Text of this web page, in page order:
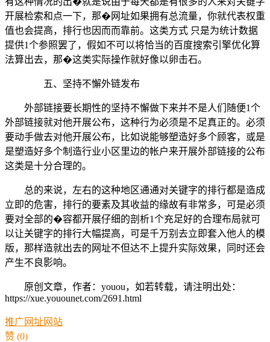
开展检索和点一下，那�网址如果拥有总流量，你就代表权重
值也会提高，排行也因而而靠前。这类方式 只是为统计数据
提供1个参照罢了，假如不可以将恰当的百度搜索引擎优化算
法算出去，那�这类实际操作就好像以卵击石。
五、坚持不懈外链发布
外部链接要长期性的坚持不懈做下来并不是人们随便1个
外部链接就对他开展公布，这种行为必须是不足真正的。必须
要动手做去对他开展公布，比如说能够塑造好多个顾客，或是
是塑造好多个制造行业小区里边的帐户来开展外部链接的公布
这类是十分合理的。
总的来说，左右的这种地区通通对关键字的排行都是造成
立即的危害，排行的要素及其收益的缘故有非常多，可是必须
要对全部的�容都开展仔细的剖析1个充足好的合理布局就可
以让关键字的排行大幅提高，可是千万别去立即套入他人的模
版，那样造就出去的网址不但达不上提升实际效果，同时还会
产生不良影响。
原创文章，作者：youou，如若转载，请注明出处：
https://xue.youounet.com/2691.html
推广 网址网站
赞 (0)